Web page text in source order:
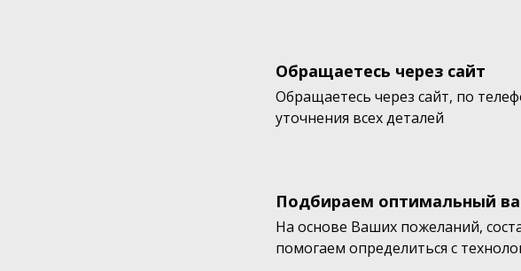
Обращаетесь через сайт
Обращаетесь через сайт, по
уточнения всех деталей
Подбираем оптимальный
На основе Ваших пожеланий,
помогаем определиться с